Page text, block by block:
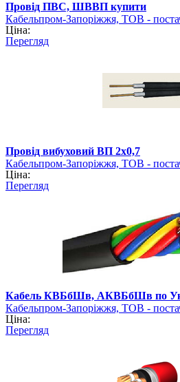
Провід ПВС, ШВВП купити
Кабельпром-Запоріжжя, ТОВ -
продукції
Ціна:
Перегляд
Провід вибуховий ВП 2х0,7
Кабельпром-Запоріжжя, ТОВ -
продукції
Ціна:
Перегляд
Кабель КВБбШв, АКВБбШв по
Кабельпром-Запоріжжя, ТОВ -
продукції
Ціна:
Перегляд